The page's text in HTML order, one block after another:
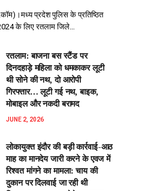
प्रदेश पुलिस के प्रतिष्ठित
के लिए रतलाम जिले…
रतलाम: बाजना बस स्टैंड पर
दिनदहाड़े महिला को धमकाकर लूटी
थी सोने की नथ, दो आरोपी
गिरफ्तार… लूटी गई नथ, बाइक,
मोबाइल और नकदी बरामद
JUNE 2, 2026
लोकायुक्त इंदौर की बड़ी कार्रवाई-आठ
माह का मानदेय जारी करने के एवज में
रिश्वत मांगने का मामला: चाय की
दुकान पर दिलवाई जा रही थी